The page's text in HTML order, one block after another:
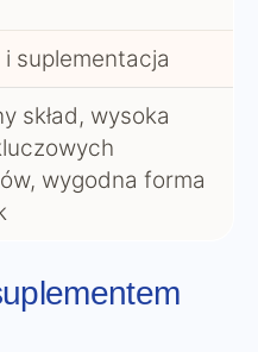
suplementacja
skład, wysoka
wygodna forma